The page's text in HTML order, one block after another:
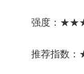
强度：
推荐指数